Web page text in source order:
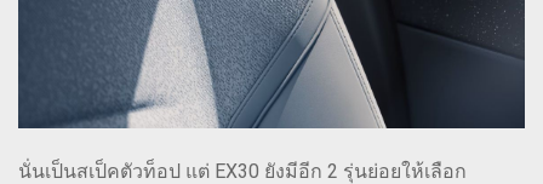
นั่นเป็นสเป็คตัวท็อป แต่ EX30 ยังมีอีก 2 รุ่นย่อยให้เลือก